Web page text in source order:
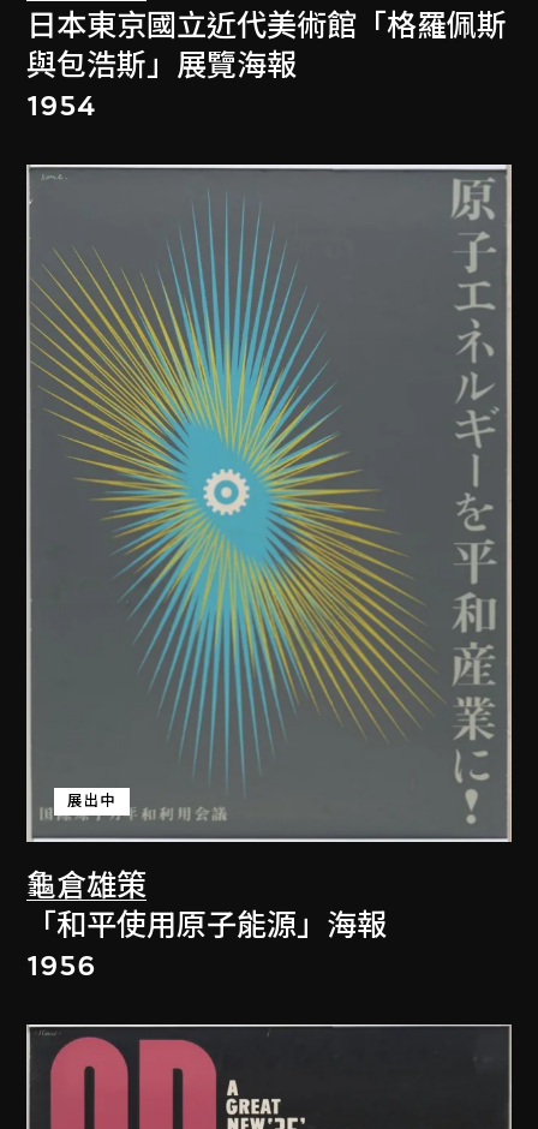
日本東京國立近代美術館「格羅佩斯
與包浩斯」展覽海報
1954
龜倉雄策
展出中
「和平使用原子能源」海報
1956